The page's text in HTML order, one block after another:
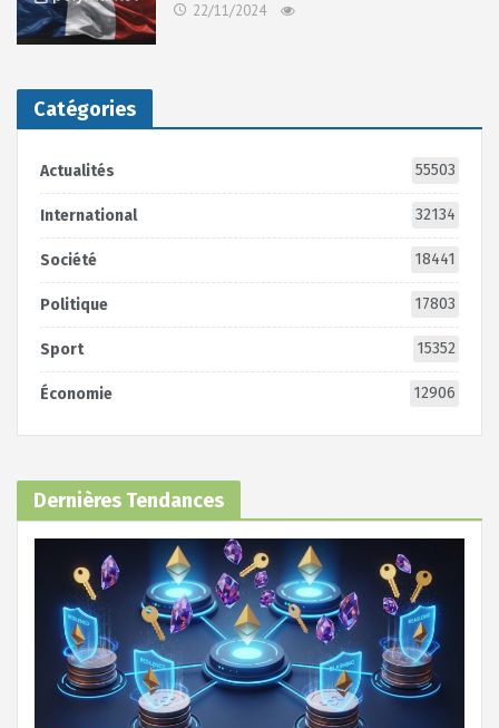
22/11/2024
Catégories
Actualités 55503
International 32134
Société 18441
Politique 17803
Sport 15352
Économie 12906
Dernières Tendances